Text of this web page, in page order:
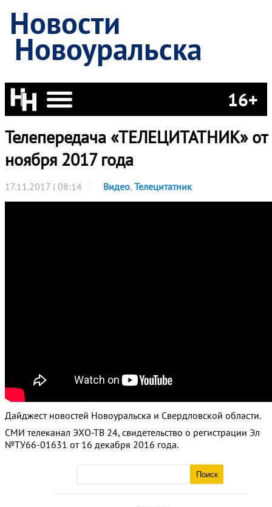
Новости
Новоуральска
16+
Телепередача «ТЕЛЕЦИТАТНИК» от
ноября 2017 года
17.11.2017 | 08:14 Видео, Телецитатник
Дайджест новостей Новоуральска и Свердловской области.
СМИ телеканал ЭХО-ТВ 24, свидетельство о регистрации Эл
№ТУ66-01631 от 16 декабря 2016 года.